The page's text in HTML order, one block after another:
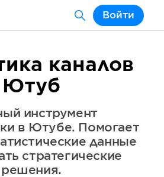
Войти
каналов
Ютуб
инструмент
в Ютубе. Помогает
данные
стратегические
решения.